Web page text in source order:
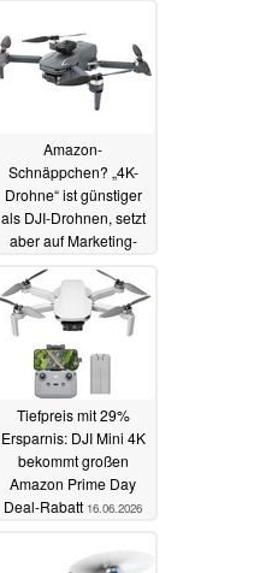
Amazon-
Schnäppchen? „4K-
Drohne“ ist günstiger
als DJI-Drohnen, setzt
aber auf Marketing-
Tiefpreis mit 29%
Ersparnis: DJI Mini 4K
bekommt großen
Amazon Prime Day
Deal-Rabatt 16.06.2026